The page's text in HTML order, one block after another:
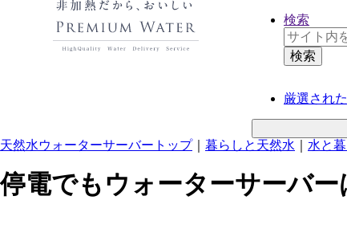
厳選された
検索
天然水ウォーターサーバートップ｜ 暮らしと天然水 水と
停電でもウォーターサーバ